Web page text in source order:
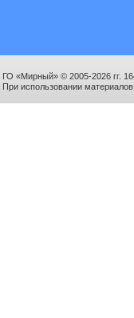
ГО «Мирный» © 2005-2026 гг.
При использовании